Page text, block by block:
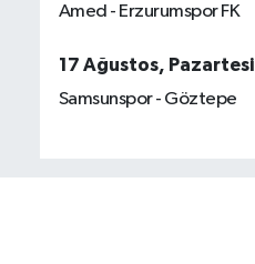
Amed - Erzurumspor FK
17 Ağustos, Pazartesi
Samsunspor - Göztepe